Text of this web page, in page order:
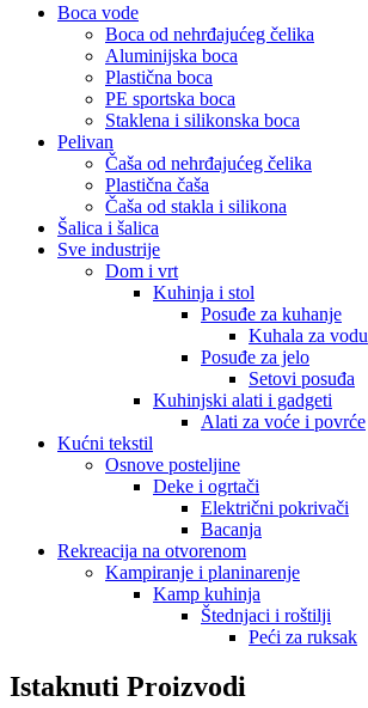
Boca vode
Boca od nehrđajućeg čelika
Aluminijska boca
Plastična boca
PE sportska boca
Staklena i silikonska boca
Pelivan
Čaša od nehrđajućeg čelika
Plastična čaša
Čaša od stakla i silikona
Šalica i šalica
Sve industrije
Dom i vrt
Kuhinja i stol
Posuđe za kuhanje
Kuhala za vodu
Posuđe za jelo
Setovi posuđa
Kuhinjski alati i gadgeti
Alati za voće i povrće
Kućni tekstil
Osnove posteljine
Deke i ogrtači
Električni pokrivači
Bacanja
Rekreacija na otvorenom
Kampiranje i planinarenje
Kamp kuhinja
Štednjaci i roštilji
Peći za ruksak
Istaknuti Proizvodi